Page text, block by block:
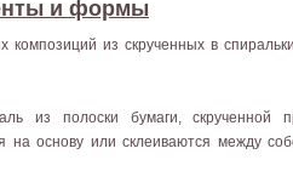
и формы
композиций из скрученных в
из полоски бумаги, скрученной
на основу или склеиваются между